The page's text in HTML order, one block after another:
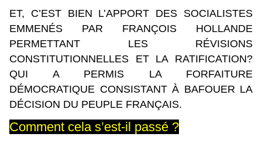
ET, C’EST BIEN L’APPORT DES SOCIALISTES
EMMENÉS PAR FRANÇOIS HOLLANDE
PERMETTANT LES RÉVISIONS
CONSTITUTIONNELLES ET LA RATIFICATION?
QUI A PERMIS LA FORFAITURE
DÉMOCRATIQUE CONSISTANT À BAFOUER LA
DÉCISION DU PEUPLE FRANÇAIS.
Comment cela s’est-il passé ?